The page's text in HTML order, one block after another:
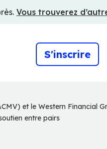
Vous trouverez
S'inscrire
et le Western Financial
entre pairs